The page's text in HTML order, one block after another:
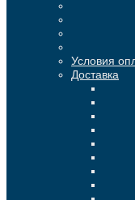
Условия
Доставка